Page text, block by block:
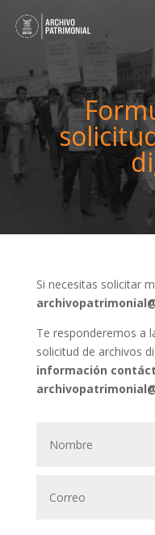
Si necesitas solicitar
Te responderemos a
solicitud de archivos
información